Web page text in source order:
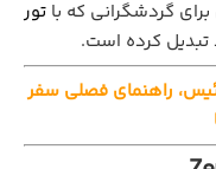
گردشگرانی که با تور
کرده است.
راهنمای فصلی سفر